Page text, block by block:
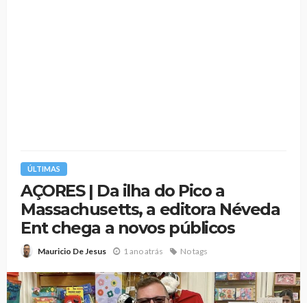
ÚLTIMAS
AÇORES | Da ilha do Pico a
Massachusetts, a editora Néveda
Ent chega a novos públicos
Mauricio De Jesus 1 ano atrás No tags